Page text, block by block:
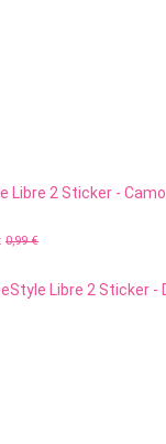
Libre 2 Sticker -
0,99 €